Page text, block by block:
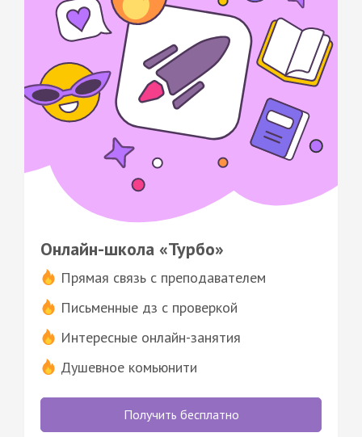
Онлайн-школа «Турбо»
Прямая связь с преподавателем
Письменные дз с проверкой
Интересные онлайн-занятия
Душевное комьюнити
Получить бесплатно